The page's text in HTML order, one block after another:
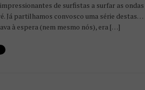
de surfistas a surfar as ondas
Já partilhamos convosco uma série destas…
à espera (nem mesmo nós), era […]